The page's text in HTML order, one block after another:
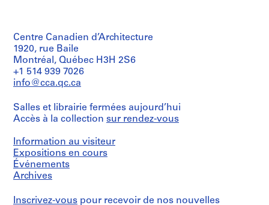
7
,
s
u
r
o
u
t
1
9
5
-
d’objet:
1
File
Étape
objectif:
dessin
de
esquisse
préliminaire
Collation:
Centre Canadien d’Architecture
1920, rue Baile
Montréal, Québec H3H 2S6
+1 514 939 7026
info@cca.qc.ca
Salles et librairie fermées aujourd’hui
Accès à la collection sur rendez-vous
Information au visiteur
Expositions en cours
Événements
Archives
Inscrivez-vous pour recevoir de nos nouvelles